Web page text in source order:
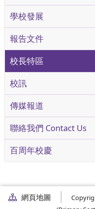
學校發展
報告文件
校長特區
校訊
傳媒報道
聯絡我們 Contact Us
百周年校慶
網頁地圖